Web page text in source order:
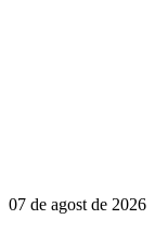
07 de agost de 2026